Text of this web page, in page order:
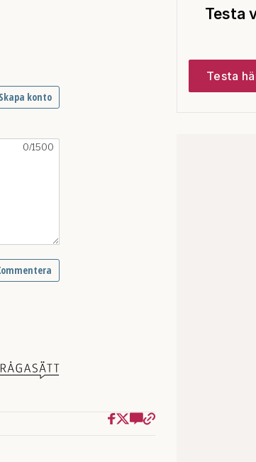
Testa
Testa